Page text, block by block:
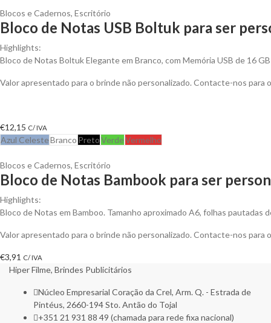
Blocos e Cadernos, Escritório
Bloco de Notas USB Boltuk para ser
Highlights:
Bloco de Notas Boltuk Elegante em Branco, com Memória USB de 16 GB
Valor apresentado para o brinde não personalizado. Contacte-nos
€12,15 C/ IVA
Azul CelesteBranco PretoVerdeVermelho
Blocos e Cadernos, Escritório
Bloco de Notas Bambook para ser
Highlights:
Bloco de Notas em Bamboo. Tamanho aproximado A6, folhas pautadas
Valor apresentado para o brinde não personalizado. Contacte-nos
€3,91 C/ IVA
Hiper Filme, Brindes Publicitários
Núcleo Empresarial Coração da Crel, Arm. Q. - Estrada de
Pintéus, 2660-194 Sto. Antão do Tojal
+351 21 931 88 49 (chamada para rede fixa nacional)